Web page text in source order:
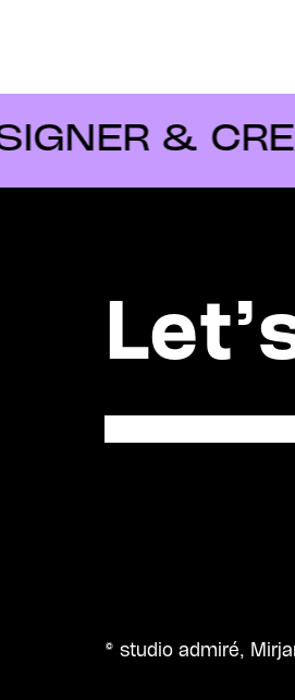
& CREATIVE
© studio admiré,